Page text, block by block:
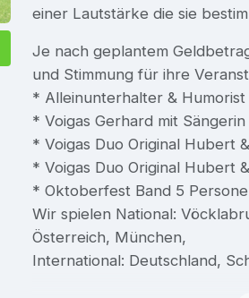
einer Lautstärke die sie
Je nach geplantem
und Stimmung für ihre
* Alleinunterhalter &
* Voigas Gerhard mit Sängerin
* Voigas Duo Original Hubert
* Voigas Duo Original Hubert
* Oktoberfest Band 5
Wir spielen National:
Österreich, München,
International: Deutschland,